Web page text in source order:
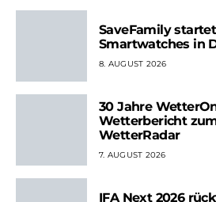
SaveFamily
Smartwatches in
8. AUGUST 2026
30 Jahre
Wetterbericht
WetterRadar
7. AUGUST 2026
IFA Next 2026